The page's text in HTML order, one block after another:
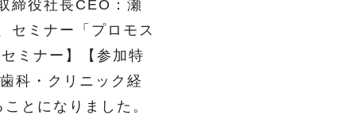
締役社長CEO：瀬
ミナー「プロモス
ミナー】【参加特
科・クリニック経
とになりました。